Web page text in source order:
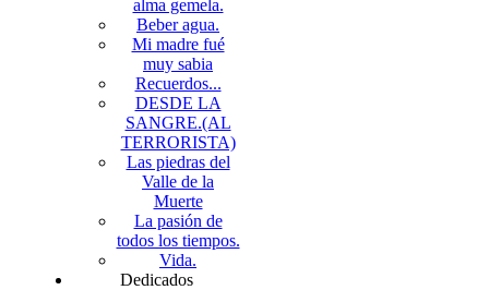
alma gemela.
Beber agua.
Mi madre fué
muy sabia
Recuerdos...
DESDE LA
SANGRE.(AL
TERRORISTA)
Las piedras del
Valle de la
Muerte
La pasión de
todos los tiempos.
Vida.
Dedicados